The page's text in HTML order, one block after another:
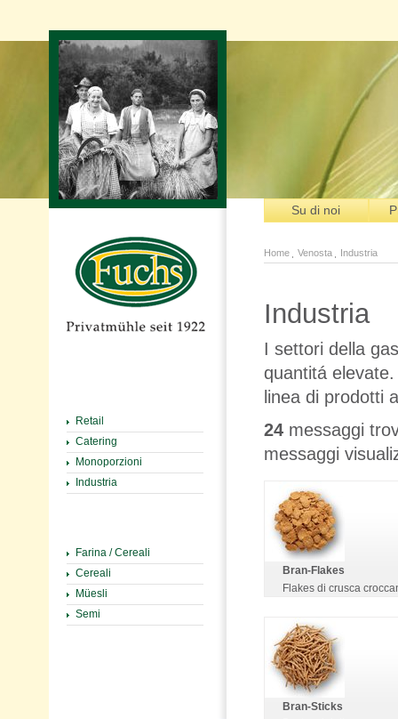
Su di noi
Home Venosta Industria
Retail
Catering
Monoporzioni
Industria
Farina / Cereali
Cereali
Müesli
Semi
Industria
I settori della
quantitá
linea di prodotti
24messaggi
messaggi
Bran-Flakes
Flakes di crusca
Bran-Sticks